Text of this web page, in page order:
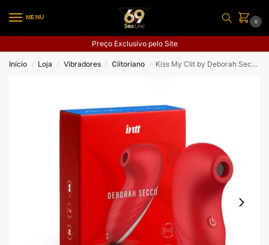
MENU
0
Preço Exclusivo pelo Site
Início / Loja / Vibradores / Clitoriano / Kiss My Clit by Deborah Secco